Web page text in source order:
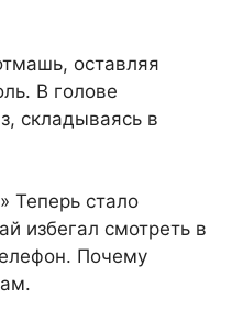
оставляя
В голове
складываясь в
Теперь стало
избегал смотреть в
Почему